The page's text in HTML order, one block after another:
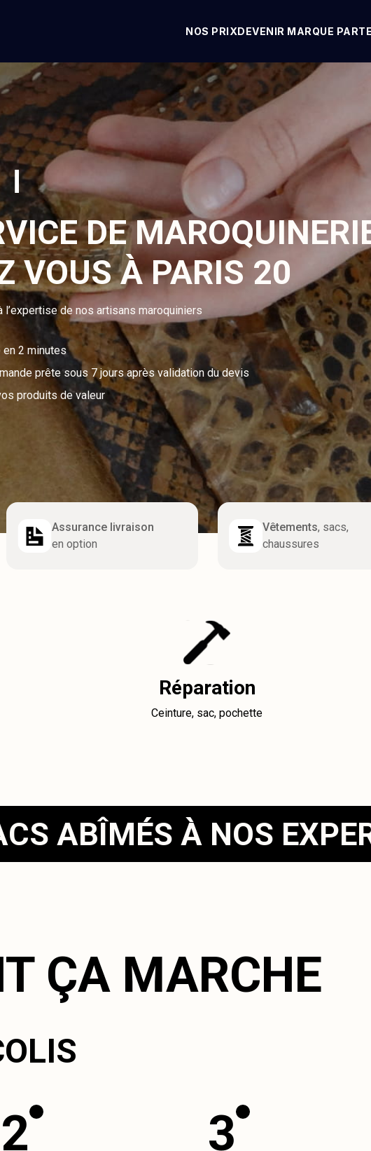
NOS PRIXDEVENIR MARQUE
DE
VOUS À PARIS 20
de nos artisans maroquiniers
2 minutes
prête sous 7 jours après validation du devis
produits de valeur
Assurance livraison
en option
Vêtements, sacs,
chaussures
Réparation
Ceinture, sac, pochette
ABÎMÉS À NOS
ÇA MARCHE
2 3